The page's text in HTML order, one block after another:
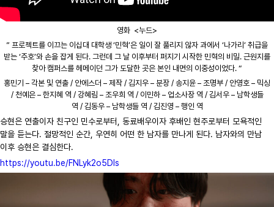
영화 <누드>
” 프로젝트를 이끄는 이십대 대학생 ‘민혁’은 일이 잘 풀리지 않자 과에서 ‘나가리’ 취급을
받는 ‘주호’와 손을 잡게 된다. 그런데 그 날 이후부터 퍼지기 시작한 민혁의 비밀. 근원지를
찾아 캠퍼스를 헤메이던 그가 도달한 곳은 본인 내면의 이중성이었다. “
홍민기 – 각본 및 연출 / 안에스더 – 제작 / 김지우 – 분장 / 송지윤 – 조명부 / 안영호 – 믹싱
/ 천예은 – 한지혜 역 / 강혜림 – 조우희 역 / 이민하 – 업소사장 역 / 김서우 – 남학생들
역 / 김동우 – 남학생들 역 / 김진영 – 행인 역
승현은 연출이자 친구인 민수로부터, 동료배우이자 후배인 현주로부터 모욕적인
말을 듣는다. 절망적인 순간, 우연히 어떤 한 남자를 만나게 된다. 남자와의 만남
이후 승현은 결심한다.
https://youtu.be/FNLyk2o5DIs